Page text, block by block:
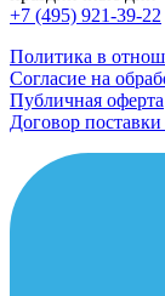
+7 (495) 921-39-22
Политика в
Согласие на
Публичная оферта
Договор поставки